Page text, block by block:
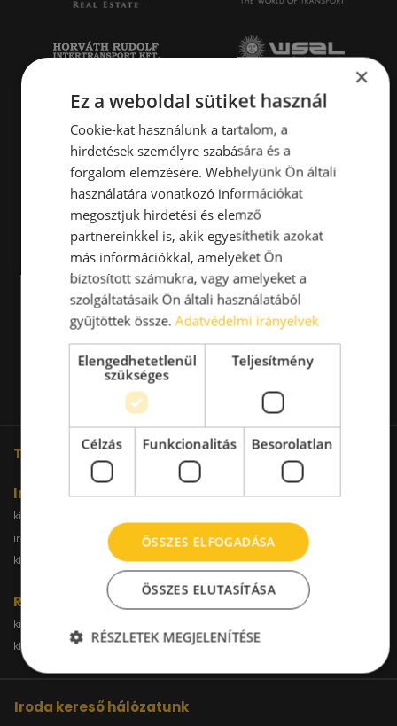
További oldalaink
Iroda
kiadoiroda.info
irodakiadobudapest.hu
kiadoirodabudaors.hu
kiadoirodagyor.hu
Raktár
kiadoraktarbudapest.hu
kiadoraktardebrecen.hu
raktarszekesfehervar.hu
Iroda kereső hálózatunk
×
Ez a weboldal sütiket használ
Cookie-kat használunk a tartalom, a
hirdetések személyre szabására és a
forgalom elemzésére. Webhelyünk Ön általi
használatára vonatkozó információkat
megosztjuk hirdetési és elemző
partnereinkkel is, akik egyesíthetik azokat
más információkkal, amelyeket Ön
biztosított számukra, vagy amelyeket a
szolgáltatásaik Ön általi használatából
gyűjtöttek össze.Adatvédelmi irányelvek
Elengedhetetlenül
szükséges
Teljesítmény
Célzás Funkcionalitás Besorolatlan
ÖSSZES ELFOGADÁSA
ÖSSZES ELUTASÍTÁSA
RÉSZLETEK MEGJELENÍTÉSE